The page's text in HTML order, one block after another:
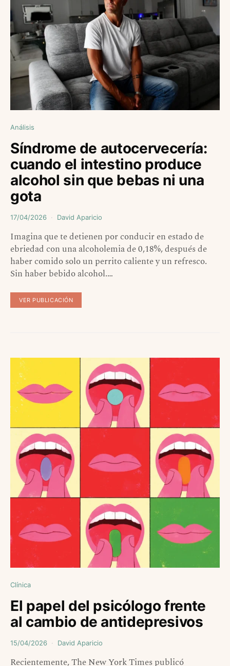
Análisis
Síndrome de autocervecería:
cuando el intestino produce
alcohol sin que bebas ni una
gota
17/04/2026 David Aparicio
Imagina que te detienen por conducir en estado de
ebriedad con una alcoholemia de 0,18%, después de
haber comido solo un perrito caliente y un refresco.
Sin haber bebido alcohol.…
VER PUBLICACIÓN
Clínica
El papel del psicólogo frente
al cambio de antidepresivos
15/04/2026 David Aparicio
Recientemente, The New York Times publicó